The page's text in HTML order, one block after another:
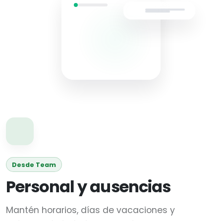
Desde Team
Personal y ausencias
Mantén horarios, días de vacaciones y